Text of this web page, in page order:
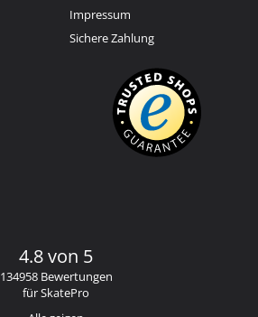
Impressum
Sichere Zahlung
4.8 von 5
134958 Bewertungen
für SkatePro